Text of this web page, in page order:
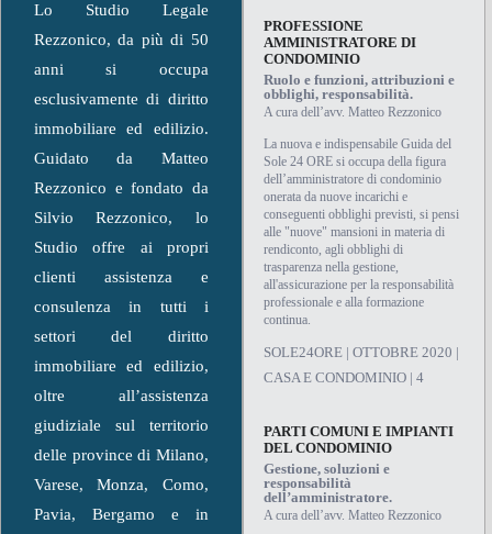
Lo Studio Legale
Rezzonico, da più di 50
anni si occupa
esclusivamente di diritto
immobiliare ed edilizio.
Guidato da Matteo
Rezzonico e fondato da
Silvio Rezzonico, lo
Studio offre ai propri
clienti assistenza e
consulenza in tutti i
settori del diritto
immobiliare ed edilizio,
oltre all’assistenza
giudiziale sul territorio
delle province di Milano,
Varese, Monza, Como,
Pavia, Bergamo e in
PROFESSIONE
AMMINISTRATORE DI
CONDOMINIO
Ruolo e funzioni, attribuzioni e
obblighi, responsabilità.
A cura dell’avv. Matteo Rezzonico
La nuova e indispensabile Guida del
Sole 24 ORE si occupa della figura
dell’amministratore di condominio
onerata da nuove incarichi e
conseguenti obblighi previsti, si pensi
alle "nuove" mansioni in materia di
rendiconto, agli obblighi di
trasparenza nella gestione,
all'assicurazione per la responsabilità
professionale e alla formazione
continua.
SOLE24ORE | OTTOBRE 2020 |
CASA E CONDOMINIO | 4
PARTI COMUNI E IMPIANTI
DEL CONDOMINIO
Gestione, soluzioni e
responsabilità
dell’amministratore.
A cura dell’avv. Matteo Rezzonico